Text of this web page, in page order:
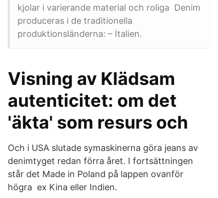
kjolar i varierande material och roliga Denim
produceras i de traditionella
produktionsländerna: – Italien.
Visning av Klädsam
autenticitet: om det
'äkta' som resurs och
Och i USA slutade symaskinerna göra jeans av
denimtyget redan förra året. I fortsättningen
står det Made in Poland på lappen ovanför
högra ex Kina eller Indien.